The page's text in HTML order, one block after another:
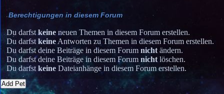
Berechtigungen in diesem Forum
Du darfstkeine neuen Themen in diesem Forum erstellen.
Du darfst keine Antworten zu Themen in diesem Forum erstellen.
Du darfst deine Beiträge in diesem Forum nicht ändern.
Du darfst deine Beiträge in diesem Forum nicht löschen.
Du darfstkeine Dateianhänge in diesem Forum erstellen.
Add Pet